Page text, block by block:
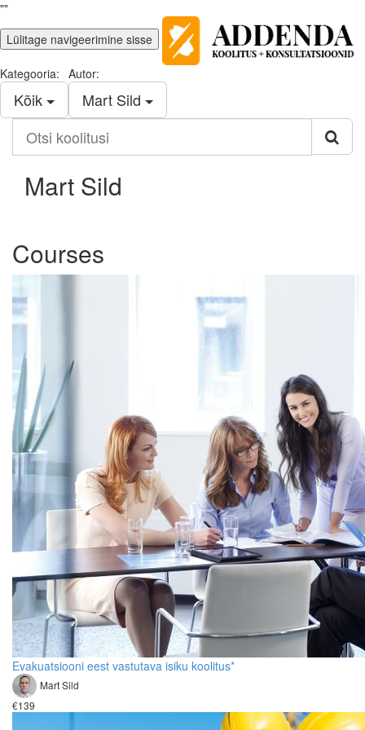
""
Lülitage navigeerimine sisse
Kategooria:
Kõik
Autor:
Mart Sild
koolitusi
Mart Sild
Courses
Evakuatsiooni eest vastutava isiku koolitus*
Mart Sild
€139